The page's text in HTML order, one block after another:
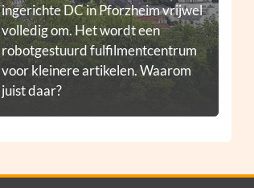
ingerichte DC in Pforzheim vrijwel
volledig om. Het wordt een
robotgestuurd fulfilmentcentrum
voor kleinere artikelen. Waarom
juist daar?